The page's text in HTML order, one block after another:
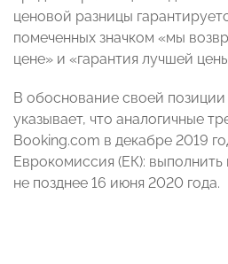
ценовой разницы
помеченных значком «мы
цене» и «гарантия лучшей
В обоснование своей
указывает, что аналогичные
Booking.com в декабре 2019
Еврокомиссия (ЕК):
не позднее 16 июня 2020 года.